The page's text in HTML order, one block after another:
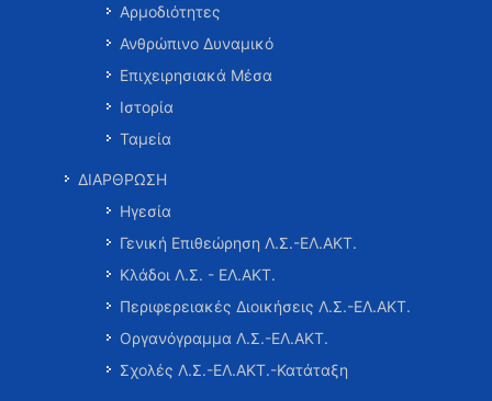
Αρμοδιότητες
Ανθρώπινο Δυναμικό
Επιχειρησιακά Μέσα
Ιστορία
Ταμεία
ΔΙΑΡΘΡΩΣΗ
Ηγεσία
Γενική Επιθεώρηση Λ.Σ.-ΕΛ.ΑΚΤ.
Κλάδοι Λ.Σ. - ΕΛ.ΑΚΤ.
Περιφερειακές Διοικήσεις Λ.Σ.-ΕΛ.ΑΚΤ.
Οργανόγραμμα Λ.Σ.-ΕΛ.ΑΚΤ.
Σχολές Λ.Σ.-ΕΛ.ΑΚΤ.-Κατάταξη